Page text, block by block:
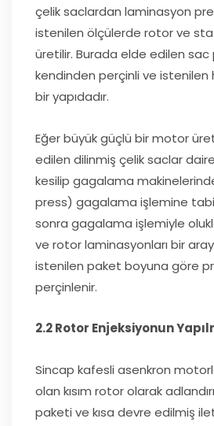
çelik saclardan laminasyon
istenilen ölçülerde rotor ve
üretilir. Burada elde edilen sac
kendinden perçinli ve istenilen
bir yapıdadır.
Eğer büyük güçlü bir motor
edilen dilinmiş çelik saclar
kesilip gagalama
press) gagalama işlemine
sonra gagalama işlemiyle
ve rotor laminasyonları bir
istenilen paket boyuna göre
perçinlenir.
2.2 Rotor Enjeksiyonun
Sincap kafesli asenkron
olan kısım rotor olarak
paketi ve kısa devre edilmiş